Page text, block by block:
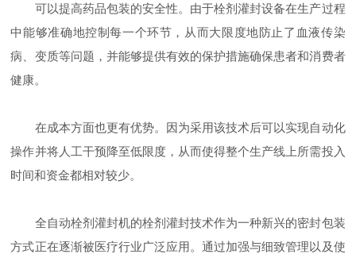
可以提高药品包装的安全性。由于栓剂灌封设备在生产过程
中能够准确地控制每一个环节，从而大限度地防止了血液传染
病、变质等问题，并能够提供有效的保护措施确保患者和消费者
健康。
在成本方面也更有优势。因为采用该技术后可以实现自动化
操作并将人工干预降至低限度，从而使得整个生产线上所需投入
时间和资金都相对较少。
全自动栓剂灌封机的栓剂灌封技术作为一种新兴的密封包装
方式正在逐渐被医疗行业广泛应用。通过加强与细致管理以及使